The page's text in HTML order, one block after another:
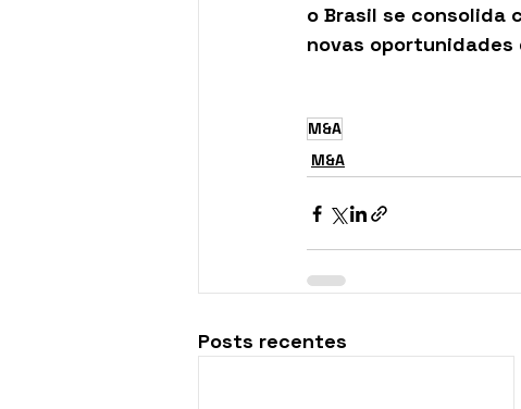
o Brasil se consolida
novas oportunidades
M&A
M&A
Posts recentes